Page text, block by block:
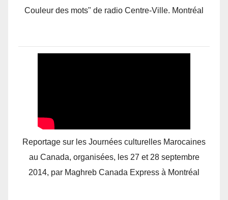
Couleur des mots" de radio Centre-Ville. Montréal
Reportage sur les Journées culturelles Marocaines
au Canada, organisées, les 27 et 28 septembre
2014, par Maghreb Canada Express à Montréal